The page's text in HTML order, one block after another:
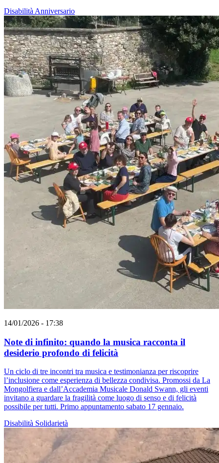
Disabilità Anniversario
14/01/2026 - 17:38
Note di infinito: quando la musica racconta il
desiderio profondo di felicità
Un ciclo di tre incontri tra musica e testimonianza per riscoprire
l’inclusione come esperienza di bellezza condivisa. Promossi da La
Mongolfiera e dall’Accademia Musicale Donald Swann, gli eventi
invitano a guardare la fragilità come luogo di senso e di felicità
possibile per tutti. Primo appuntamento sabato 17 gennaio.
Disabilità Solidarietà